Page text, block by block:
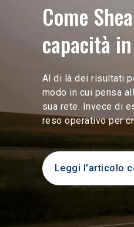
Come
capacità
Al di là dei risultati
modo in cui pensa
sua rete. Invece di
reso operativo per
Leggi l'articolo